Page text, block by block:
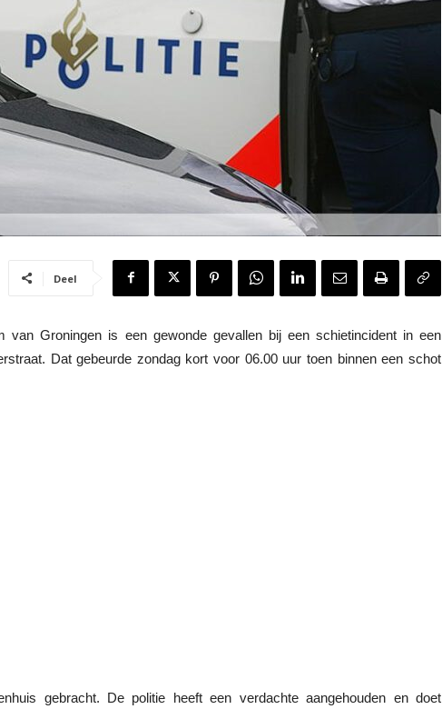
Deel
van Groningen is een gewonde gevallen bij een schietincident in een
Dat gebeurde zondag kort voor 06.00 uur toen binnen een schot
gebracht. De politie heeft een verdachte aangehouden en doet